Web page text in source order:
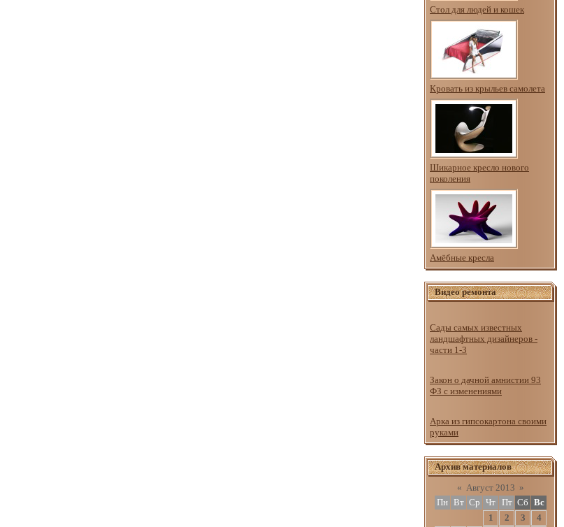
Стол для людей и кошек
Кровать из крыльев самолета
Шикарное кресло нового
поколения
Амёбные кресла
Видео ремонта
Сады самых известных
ландшафтных дизайнеров -
части 1-3
Закон о дачной амнистии 93
ФЗ с изменениями
Арка из гипсокартона своими
руками
Архив материалов
« Август 2013 »
Пн Вт Ср Чт Пт Сб Вс
1
2 3
4